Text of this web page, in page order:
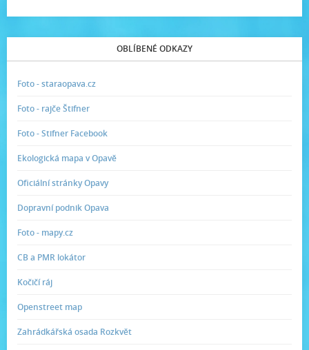
OBLÍBENÉ ODKAZY
Foto - staraopava.cz
Foto - rajče Štifner
Foto - Stifner Facebook
Ekologická mapa v Opavě
Oficiální stránky Opavy
Dopravní podnik Opava
Foto - mapy.cz
CB a PMR lokátor
Kočičí ráj
Openstreet map
Zahrádkářská osada Rozkvět